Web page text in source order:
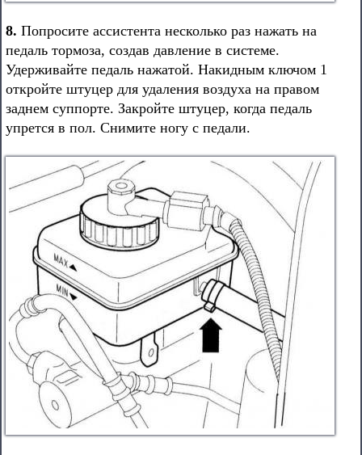
8. Попросите ассистента несколько раз нажать на
педаль тормоза, создав давление в системе.
Удерживайте педаль нажатой. Накидным ключом 1
откройте штуцер для удаления воздуха на правом
заднем суппорте. Закройте штуцер, когда педаль
упрется в пол. Снимите ногу с педали.